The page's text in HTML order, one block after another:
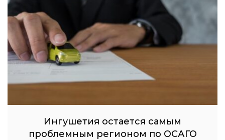
Ингушетия остается самым
проблемным регионом по ОСАГО